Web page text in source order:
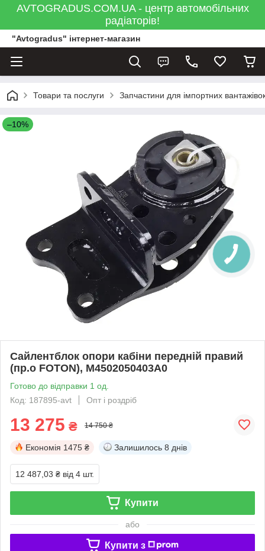
AVTOGRADUS.COM.UA - центр автомобільних
радіаторів!
"Avtogradus" інтернет-магазин
Товари та послуги Запчастини для імпортних
–10%
Сайлентблок опори кабіни передній правий
(пр.о FOTON), M4502050403A0
Готово до відправки 1 од.
Код: 187895-avt
Опт і роздріб
13 275 ₴ 14 750 ₴
Економія 1475 ₴ Залишилось 8 днів
12 487,03 ₴ від 4 шт.
Купити
або
Купити з